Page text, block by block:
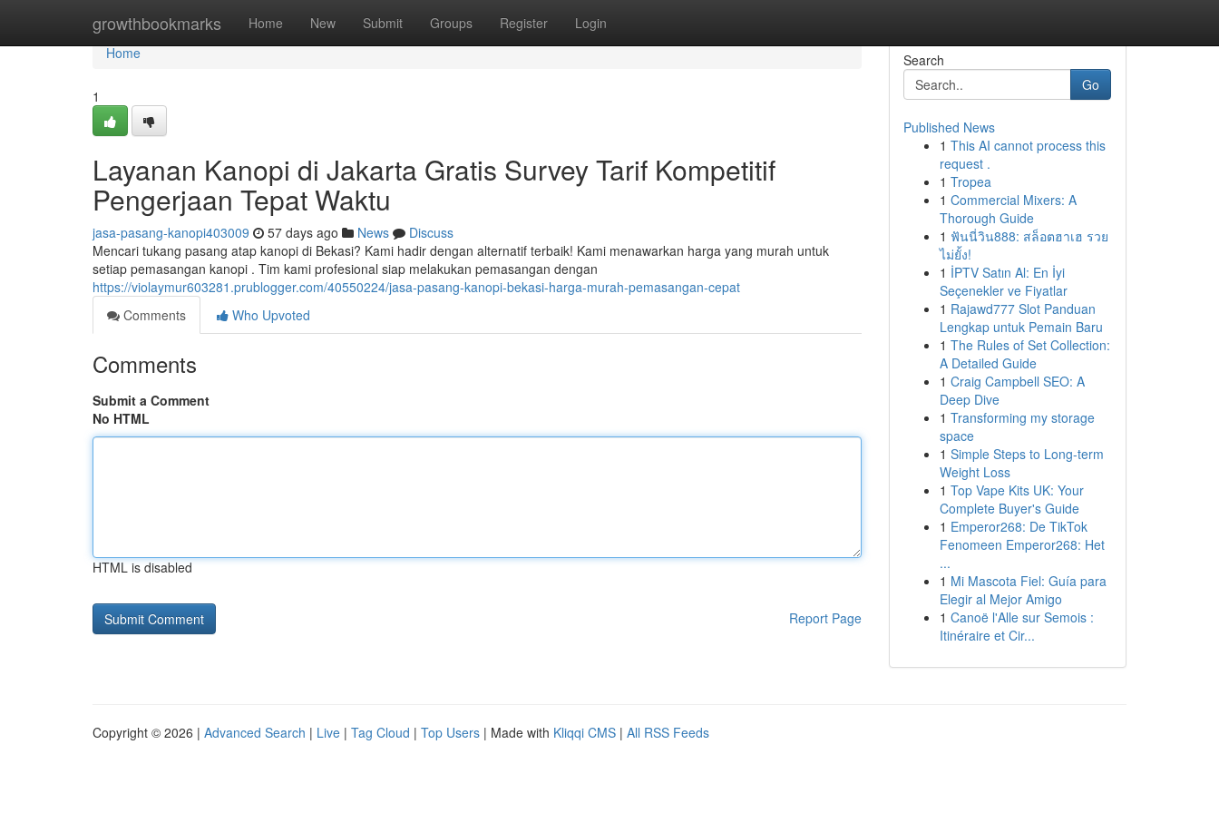
growthbookmarks Home New Submit Groups Register Login
Home
Home
1
Layanan Kanopi di Jakarta Gratis Survey Tarif Kompetitif
Pengerjaan Tepat Waktu
jasa-pasang-kanopi403009 57 days ago News
Discuss
Mencari tukang pasang atap kanopi di Bekasi? Kami hadir dengan alternatif terbaik! Kami menawarkan harga yang murah untuk
setiap pemasangan kanopi . Tim kami profesional siap melakukan pemasangan dengan
https://violaymur603281.prublogger.com/40550224/jasa-pasang-kanopi-bekasi-harga-murah-pemasangan-cepat
Comments
Who Upvoted
Comments
Submit a Comment
No HTML
HTML is disabled
Report Page
Search
Go
Published News
1 This AI cannot process this
request .
1 Tropea
1 Commercial Mixers: A
Thorough Guide
1 ฟันนี่วิน888: สล็อตฮาเฮ รวย
ไม่ยั้ง!
1 İPTV Satın Al: En İyi
Seçenekler ve Fiyatlar
1 Rajawd777 Slot Panduan
Lengkap untuk Pemain Baru
1 The Rules of Set Collection:
A Detailed Guide
1 Craig Campbell SEO: A
Deep Dive
1 Transforming my storage
space
1 Simple Steps to Long-term
Weight Loss
1 Top Vape Kits UK: Your
Complete Buyer's Guide
1 Emperor268: De TikTok
Fenomeen Emperor268: Het
...
1 Mi Mascota Fiel: Guía para
Elegir al Mejor Amigo
1 Canoë l'Alle sur Semois :
Itinéraire et Cir...
Copyright © 2026 | Advanced Search | Live | Tag Cloud | Top Users | Made with Kliqqi CMS | All RSS Feeds